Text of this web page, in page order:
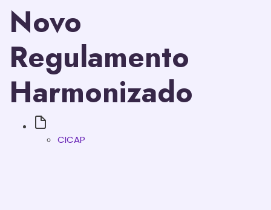
Novo
Regulamento
Harmonizado
CICAP